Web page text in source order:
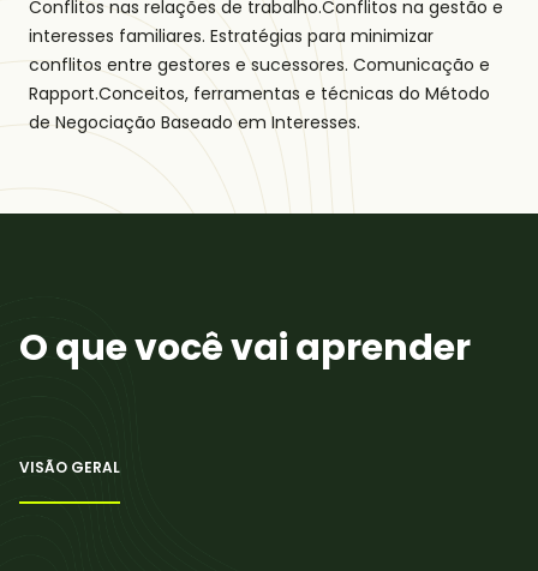
Conflitos nas relações de trabalho.Conflitos na gestão e
interesses familiares. Estratégias para minimizar
conflitos entre gestores e sucessores. Comunicação e
Rapport.Conceitos, ferramentas e técnicas do Método
de Negociação Baseado em Interesses.
O que você vai aprender
VISÃO GERAL